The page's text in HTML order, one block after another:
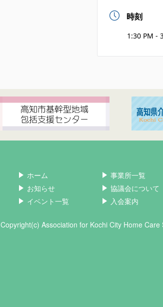
時刻
1:30 PM -
ホーム
お知らせ
イベント一覧
事業所一覧
協議会について
入会案内
Copyright(c) Association for Kochi City Home